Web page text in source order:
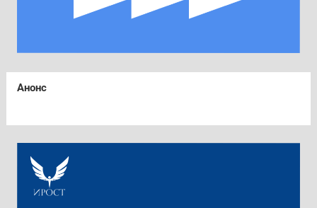
Анонс